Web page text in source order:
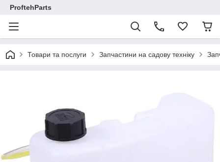
ProftehParts
Товари та послуги Запчастини на садову техніку